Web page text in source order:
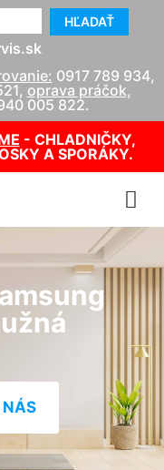
HĽADAŤ
0917 789 934,
, oprava práčok,
005 822.
- CHLADNIČKY,
A SPORÁKY.
NÁS